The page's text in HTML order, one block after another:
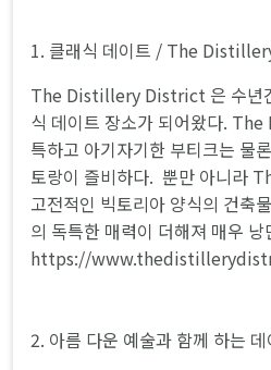
1. 클래식 데이트 / The
The Distillery District 은 수년
식 데이트 장소가 되어왔다.
특하고 아기자기한 부티크는 물
토랑이 즐비하다. 뿐만 아니라
고전적인 빅토리아 양식의 건축
의 독특한 매력이 더해져 매우 낭
https://
2. 아름 다운 예술과 함께 하는